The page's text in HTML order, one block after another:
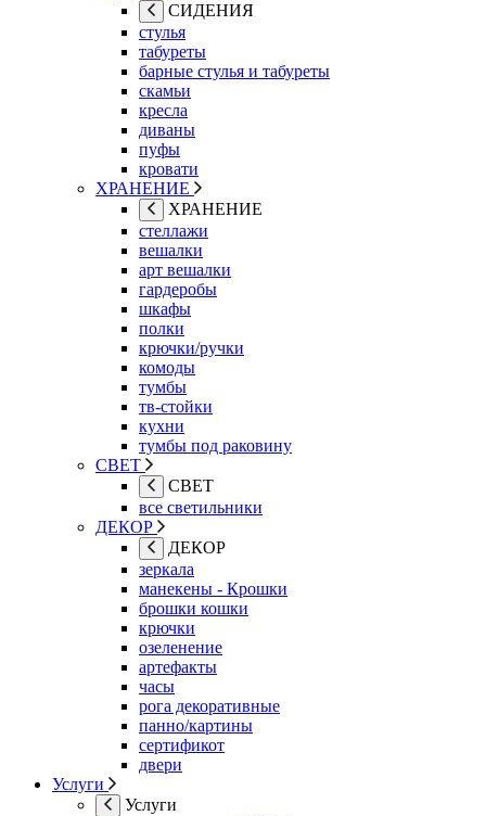
СИДЕНИЯ
стулья
табуреты
барные стулья и табуреты
скамьи
кресла
диваны
пуфы
кровати
ХРАНЕНИЕ
ХРАНЕНИЕ
стеллажи
вешалки
арт вешалки
гардеробы
шкафы
полки
крючки/ручки
комоды
тумбы
тв-стойки
кухни
тумбы под раковину
СВЕТ
СВЕТ
все светильники
ДЕКОР
ДЕКОР
зеркала
манекены - Крошки
брошки кошки
крючки
озеленение
артефакты
часы
рога декоративные
панно/картины
сертификот
двери
Услуги
Услуги